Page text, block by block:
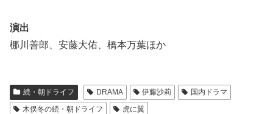
演出
梛川善郎、安藤大佑、橋本万葉ほか
続・朝ドライフ DRAMA 伊藤沙莉
国内ドラマ
木俣冬の続・朝ドライフ
虎に翼